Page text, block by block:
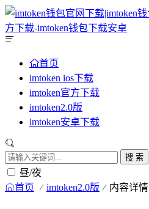
首页
imtoken ios下载
imtoken官方下载
imtoken2.0版
imtoken安卓下载
搜 索
昼/夜
首页 imtoken2.0版 内容详情